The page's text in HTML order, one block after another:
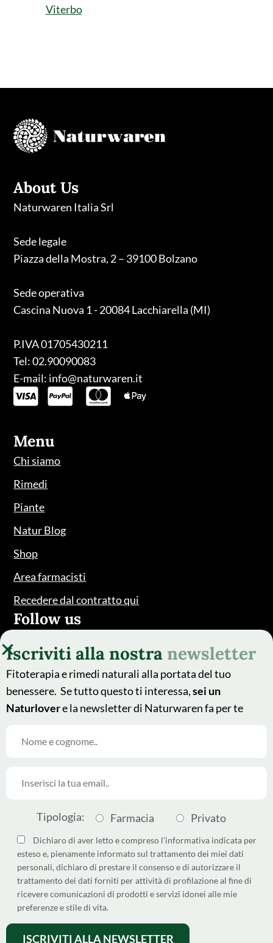
Viterbo
About Us
Naturwaren Italia Srl
Sede legale
Piazza della Mostra, 2 – 39100 Bolzano
Sede operativa
Cascina Nuova 1 - 20084 Lacchiarella (MI)
P.IVA 01705430211
Tel: 02.90090083
E-mail: info@naturwaren.it
Menu
Chi siamo
Rimedi
Piante
Natur Blog
Shop
Area farmacisti
Recedere dal contratto qui
Follow us
Made byArgoserv by
Sandhills Italy
Privacy PolicyandTerms of
Serviceapply.
Come differenziare i pack
Dichiarazione di Accessibilità
Privacy policy
Cookie policy
Iscriviti alla nostra newsletter
Fitoterapia e rimedi naturali alla portata del tuo
benessere. Se tutto questo ti interessa,sei un
Naturlovere la newsletter di Naturwaren fa per te
Tipologia: Farmacia Privato
Dichiaro di aver letto e compreso l’informativa indicata per
esteso e, pienamente informato sul trattamento dei miei dati
personali, dichiaro di prestare il consenso e di autorizzare il
trattamento dei dati forniti per attività di profilazione al fine di
ricevere comunicazioni di prodotti e servizi idonei alle mie
preferenze e stile di vita.